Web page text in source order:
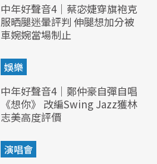
中年好聲音4｜蔡宓婕穿旗袍克
服晒腿迷暈評判 伸腿想加分被
車婉婉當場制止
娛樂
中年好聲音4｜鄭仲豪自彈自唱
《想你》 改編Swing Jazz獲林
志美高度評價
演唱會